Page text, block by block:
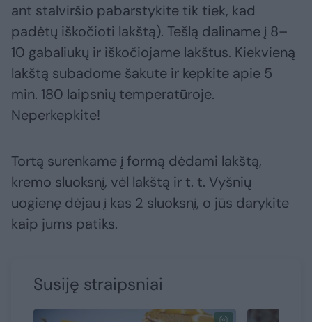
ant stalviršio pabarstykite tik tiek, kad
padėtų iškočioti lakštą). Tešlą daliname į 8–
10 gabaliukų ir iškočiojame lakštus. Kiekvieną
lakštą subadome šakute ir kepkite apie 5
min. 180 laipsnių temperatūroje.
Neperkepkite!
Tortą surenkame į formą dėdami lakštą,
kremo sluoksnį, vėl lakštą ir t. t. Vyšnių
uogienę dėjau į kas 2 sluoksnį, o jūs darykite
kaip jums patiks.
Susiję straipsniai